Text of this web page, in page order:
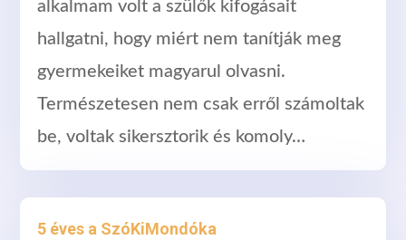
alkalmam volt a szülők kifogásait
hallgatni, hogy miért nem tanítják meg
gyermekeiket magyarul olvasni.
Természetesen nem csak erről számoltak
be, voltak sikersztorik és komoly…
5 éves a SzóKiMondóka